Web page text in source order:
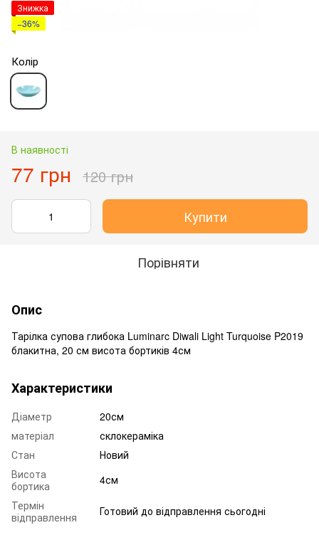
Знижка
−36%
Колір
В наявності
77 грн 120 грн
Купити
Порівняти
Опис
Тарілка супова глибока Luminarc Diwali Light Turquoise P2019
блакитна, 20 см висота бортиків 4см
Характеристики
Діаметр
20см
матеріал
склокераміка
Стан
Новий
Висота
бортика
4см
Термін
відправлення
Готовий до відправлення сьогодні